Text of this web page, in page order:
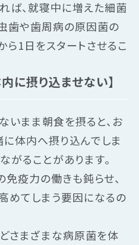
ば、就寝中に増えた細菌
歯や歯周病の原因菌の
ら1日をスタートさせるこ
に摂り込ませない】
いまま朝食を摂ると、お
体内へ摂り込んでしま
がることがあります。
疫力の働きも鈍らせ、
めてしまう要因になるの
さまざまな病原菌を体